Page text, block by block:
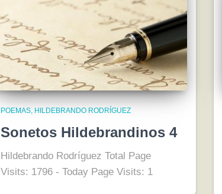
POEMAS HILDEBRANDO RODRÍGUEZ
Sonetos Hildebrandinos 4
Hildebrando Rodríguez Total Page
Visits: 1796 - Today Page Visits: 1